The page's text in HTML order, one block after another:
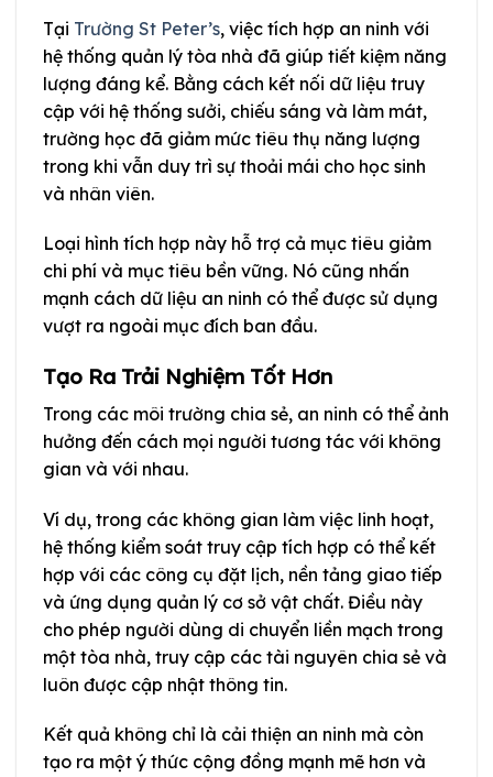
Tại Trường St Peter’s, việc tích hợp an ninh với
hệ thống quản lý tòa nhà đã giúp tiết kiệm năng
lượng đáng kể. Bằng cách kết nối dữ liệu truy
cập với hệ thống sưởi, chiếu sáng và làm mát,
trường học đã giảm mức tiêu thụ năng lượng
trong khi vẫn duy trì sự thoải mái cho học sinh
và nhân viên.
Loại hình tích hợp này hỗ trợ cả mục tiêu giảm
chi phí và mục tiêu bền vững. Nó cũng nhấn
mạnh cách dữ liệu an ninh có thể được sử dụng
vượt ra ngoài mục đích ban đầu.
Tạo Ra Trải Nghiệm Tốt Hơn
Trong các môi trường chia sẻ, an ninh có thể ảnh
hưởng đến cách mọi người tương tác với không
gian và với nhau.
Ví dụ, trong các không gian làm việc linh hoạt,
hệ thống kiểm soát truy cập tích hợp có thể kết
hợp với các công cụ đặt lịch, nền tảng giao tiếp
và ứng dụng quản lý cơ sở vật chất. Điều này
cho phép người dùng di chuyển liền mạch trong
một tòa nhà, truy cập các tài nguyên chia sẻ và
luôn được cập nhật thông tin.
Kết quả không chỉ là cải thiện an ninh mà còn
tạo ra một ý thức cộng đồng mạnh mẽ hơn và